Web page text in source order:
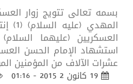
بسمه تعالى تتويج زوار
العسكريين (عليهما
استشهاد الإمام الحسن
عشرات الآلاف من المؤمنين